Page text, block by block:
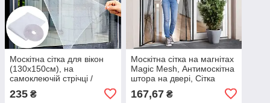
Москітна сітка для вікон
(130х150см), на
самоклеючій стрічці /
Антимоскітна віконна сітка
від комарів
235 ₴
Москітна сітка на магнітах
Magic Mesh, Антимоскітна
штора на двері, Сітка
проти москітів 187х100 см
167,67₴